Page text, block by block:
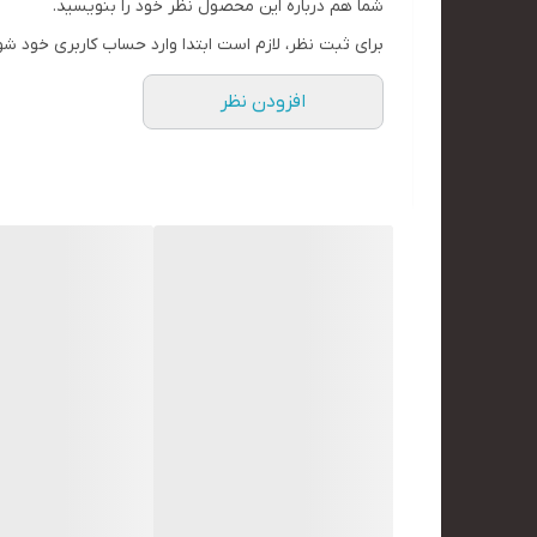
شما هم درباره این محصول نظر خود را بنویسید.
برای ثبت نظر، لازم است ابتدا وارد حساب کاربری خود
افزودن نظر